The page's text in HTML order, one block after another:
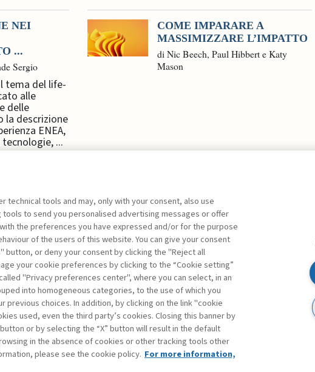
NEI
...
Sergio
tema del life-
alle
delle
la descrizione
ENEA,
tecnologie, ...
COME IMPARARE A
MASSIMIZZARE L’IMPATTO
di Nic Beech, Paul Hibbert e Katy
Mason
esclusivamente agli abbonati Premium
rubriche
policy
FacebookTwitterLinkedin
technical tools and may, only with your consent, also use
to send you personalised advertising messages or offer
the preferences you have expressed and/or for the purpose
of the users of this website. You can give your consent
button, or deny your consent by clicking the "Reject all
your cookie preferences by clicking to the “Cookie setting”
"Privacy preferences center", where you can select, in an
into homogeneous categories, to the use of which you
previous choices. In addition, by clicking on the link "cookie
used, even the third party’s cookies. Closing this banner by
or by selecting the “X” button will result in the default
in the absence of cookies or other tracking tools other
please see the cookie policy. For more information,